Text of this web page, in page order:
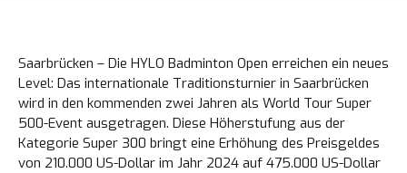
Saarbrücken – Die HYLO Badminton Open erreichen ein neues
Level: Das internationale Traditionsturnier in Saarbrücken
wird in den kommenden zwei Jahren als World Tour Super
500-Event ausgetragen. Diese Höherstufung aus der
Kategorie Super 300 bringt eine Erhöhung des Preisgeldes
von 210.000 US-Dollar im Jahr 2024 auf 475.000 US-Dollar